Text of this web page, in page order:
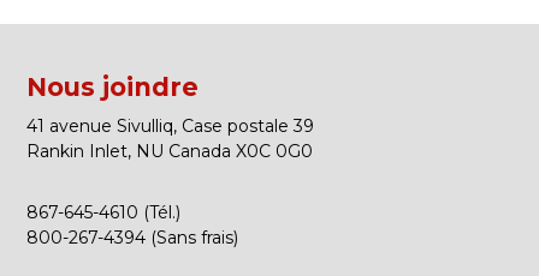
Nous joindre
41 avenue Sivulliq, Case postale 39
Rankin Inlet, NU Canada X0C 0G0
867-645-4610 (Tél.)
800-267-4394 (Sans frais)